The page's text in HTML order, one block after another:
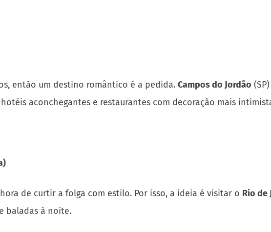
então um destino romântico é a pedida. Campos do Jordão
aconchegantes e restaurantes com decoração mais
de curtir a folga com estilo. Por isso, a ideia é visitar o Rio de
baladas à noite.